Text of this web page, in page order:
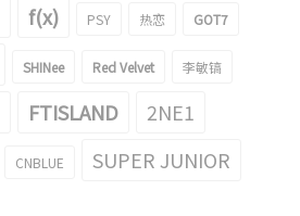
f(x) PSY 热恋 GOT7
SHINee Red Velvet 李敏镐
FTISLAND
2NE1
CNBLUE SUPER JUNIOR